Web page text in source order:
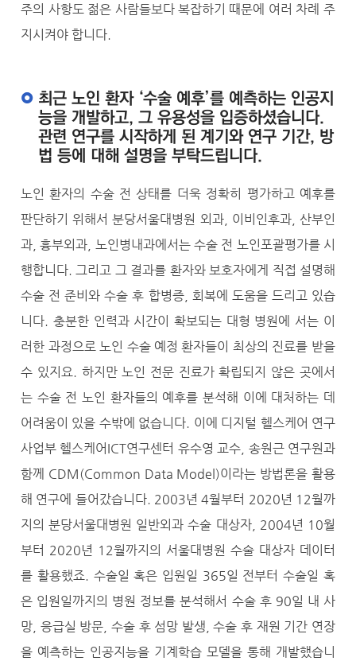
주의 사항도 젊은 사람들보다 복잡하기 때문에 여러 차례 주
지시켜야 합니다.
최근 노인 환자 ‘수술 예후’를 예측하는 인공지
능을 개발하고, 그 유용성을 입증하셨습니다.
관련 연구를 시작하게 된 계기와 연구 기간, 방
법 등에 대해 설명을 부탁드립니다.
노인 환자의 수술 전 상태를 더욱 정확히 평가하고 예후를
판단하기 위해서 분당서울대병원 외과, 이비인후과, 산부인
과, 흉부외과, 노인병내과에서는 수술 전 노인포괄평가를 시
행합니다. 그리고 그 결과를 환자와 보호자에게 직접 설명해
수술 전 준비와 수술 후 합병증, 회복에 도움을 드리고 있습
니다. 충분한 인력과 시간이 확보되는 대형 병원에 서는 이
러한 과정으로 노인 수술 예정 환자들이 최상의 진료를 받을
수 있지요. 하지만 노인 전문 진료가 확립되지 않은 곳에서
는 수술 전 노인 환자들의 예후를 분석해 이에 대처하는 데
어려움이 있을 수밖에 없습니다. 이에 디지털 헬스케어 연구
사업부 헬스케어ICT연구센터 유수영 교수, 송원근 연구원과
함께 CDM(Common Data Model)이라는 방법론을 활용
해 연구에 들어갔습니다. 2003년 4월부터 2020년 12월까
지의 분당서울대병원 일반외과 수술 대상자, 2004년 10월
부터 2020년 12월까지의 서울대병원 수술 대상자 데이터
를 활용했죠. 수술일 혹은 입원일 365일 전부터 수술일 혹
은 입원일까지의 병원 정보를 분석해서 수술 후 90일 내 사
망, 응급실 방문, 수술 후 섬망 발생, 수술 후 재원 기간 연장
을 예측하는 인공지능을 기계학습 모델을 통해 개발했습니